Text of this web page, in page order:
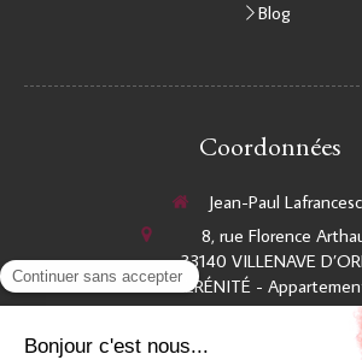
Blog
Coordonnées
Jean-Paul
8, rue Florence
33140 VILLENAVE
SÉRÉNITÉ -
Afficher le